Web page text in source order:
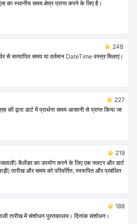
का स्थानीय समय क्षेत्र प्राप्त करने के लिए है।
248
से सत्यापित समय या वर्तमान DateTime वस्त्र मिलाएं।
227
की द्वारा डार्ट में प्रार्थना समय आसानी से प्राप्त किया जा
219
कैलेंडर का उपयोग करने के लिए एक फ्लटर और डार्ट
तारीख और समय को परिवर्तित, स्वरूपित और प्रबंधित
188
तारीख में संशोधन पुस्तकालय। दिनांक संशोधन।